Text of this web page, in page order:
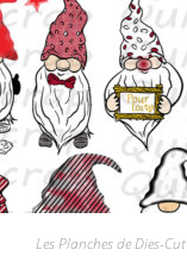
Les Planches de Dies-Cut